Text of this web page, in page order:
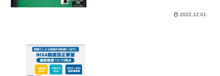
2022.12.01